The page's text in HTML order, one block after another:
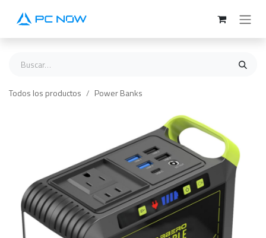
Todos los productos Power Banks